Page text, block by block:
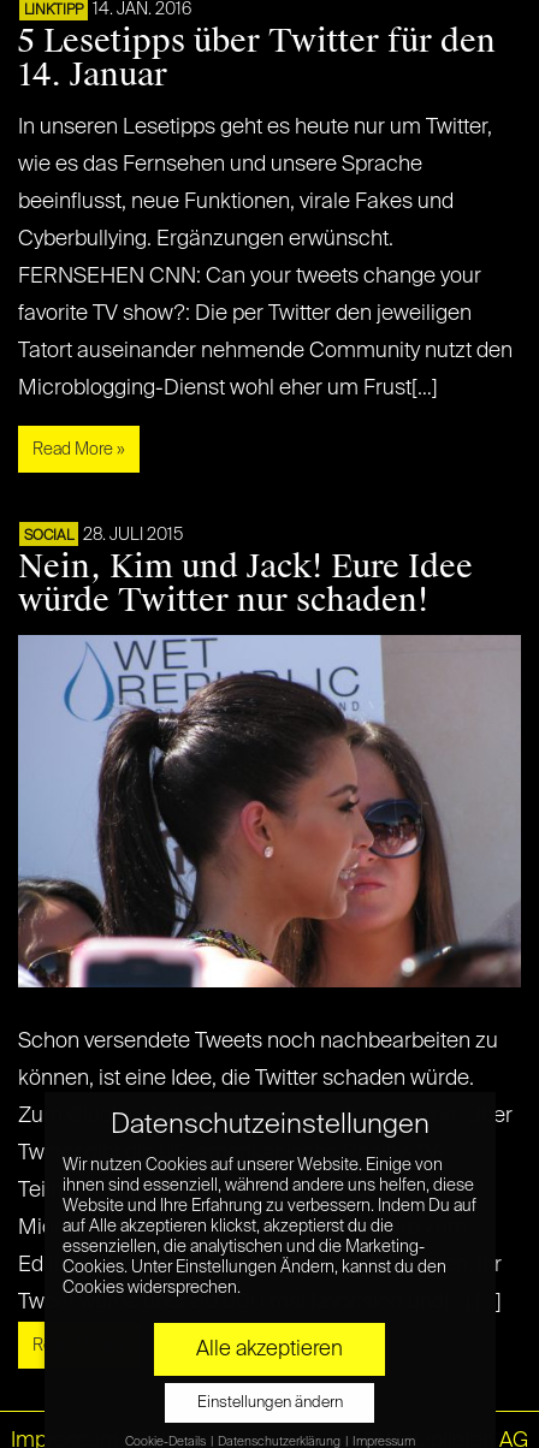
LINKTIPP 14. JAN. 2016
5 Lesetipps über Twitter für den
14. Januar
In unseren Lesetipps geht es heute nur um Twitter,
wie es das Fernsehen und unsere Sprache
beeinflusst, neue Funktionen, virale Fakes und
Cyberbullying. Ergänzungen erwünscht.
FERNSEHEN CNN: Can your tweets change your
favorite TV show?: Die per Twitter den jeweiligen
Tatort auseinander nehmende Community nutzt den
Microblogging-Dienst wohl eher um Frust[…]
Read More »
SOCIAL 28. JULI 2015
Nein, Kim und Jack! Eure Idee
würde Twitter nur schaden!
Schon versendete Tweets noch nachbearbeiten zu
können, ist eine Idee, die Twitter schaden würde.
Zum Glück scheint Twitter das auch zu wissen. Über
Twitter gibt die US-amerikanische Reality-TV-
Teilnehmerin Kim Kardashian West dem
Microblogging-Dienst den Rat, ein Feature zum
Editieren bereits gesendeter Tweets anzubieten. Ihr
Tweet wurde über 80.000 mal favorisiert und[...] [...]
Read More »
Impressum |Datenschutz © Netzpiloten AG
Datenschutzeinstellungen
Wir nutzen Cookies auf unserer Website. Einige von
ihnen sind essenziell, während andere uns helfen, diese
Website und Ihre Erfahrung zu verbessern. Indem Du auf
auf Alle akzeptieren klickst, akzeptierst du die
essenziellen, die analytischen und die Marketing-
Cookies. Unter Einstellungen Ändern, kannst du den
Cookies widersprechen.
Alle akzeptieren
Einstellungen ändern
Cookie-Details Datenschutzerklärung Impressum